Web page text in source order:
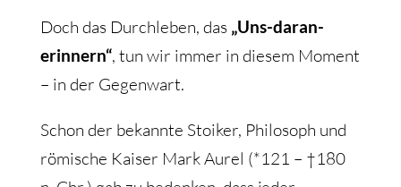
Doch das Durchleben, das „Uns-daran-
erinnern“, tun wir immer in diesem Moment
– in der Gegenwart.
Schon der bekannte Stoiker, Philosoph und
römische Kaiser Mark Aurel (*121 – †180